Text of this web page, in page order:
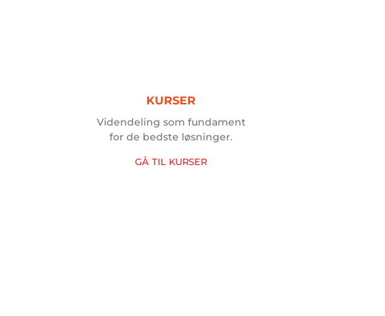
KURSER
Videndeling som fundament
for de bedste løsninger.
GÅ TIL KURSER